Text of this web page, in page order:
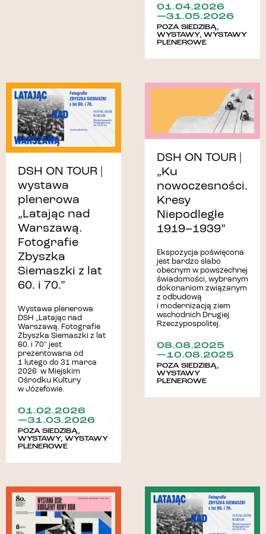
01.04.2026
—31.05.2026
POZA SIEDZIBĄ,
WYSTAWY, WYSTAWY
PLENEROWE
DSH ON TOUR |
wystawa
plenerowa
„Latając nad
Warszawą.
Fotografie
Zbyszka
Siemaszki z lat
60. i 70.”
Wystawa plenerowa
DSH „Latając nad
Warszawą. Fotografie
Zbyszka Siemaszki z lat
60. i 70” jest
prezentowana od
1 lutego do 31 marca
2026 w Miejskim
Ośrodku Kultury
w Józefowie.
01.02.2026
—31.03.2026
POZA SIEDZIBĄ,
WYSTAWY, WYSTAWY
PLENEROWE
DSH ON TOUR |
„Ku
nowoczesności.
Kresy
Niepodległe
1919–1939”
Ekspozycja poświęcona
jest bardzo słabo
obecnym w powszechnej
świadomości, wybranym
dokonaniom związanym
z odbudową
i modernizacją ziem
wschodnich Drugiej
Rzeczypospolitej.
08.08.2025
—10.08.2025
POZA SIEDZIBĄ,
WYSTAWY
PLENEROWE